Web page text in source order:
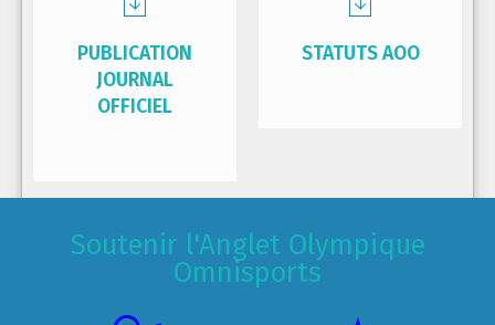
PUBLICATION
JOURNAL
OFFICIEL
STATUTS AOO
Soutenir l'Anglet Olympique
Omnisports